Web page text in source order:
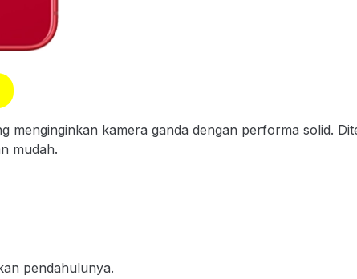
menginginkan kamera ganda dengan performa solid.
mudah.
pendahulunya.